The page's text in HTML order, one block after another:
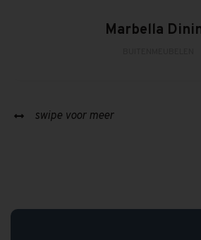
Marbella
swipe voor meer